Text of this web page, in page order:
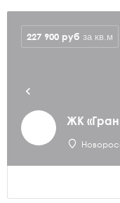
ЖК
227 900 руб за кв.м